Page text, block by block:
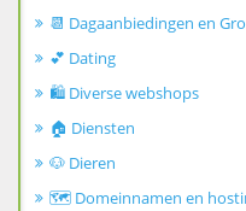
📆 Dagaanbiedingen en
💕 Dating
🛍️ Diverse webshops
🏠 Diensten
🐶 Dieren
🗺️ Domeinnamen en